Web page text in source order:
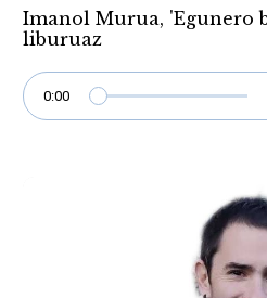
Imanol Murua, 'Egunero
liburuaz
0:00